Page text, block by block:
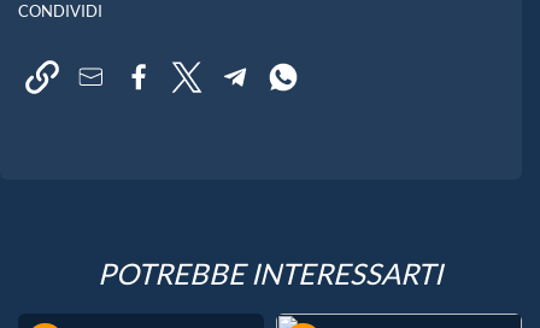
CONDIVIDI
POTREBBE INTERESSARTI